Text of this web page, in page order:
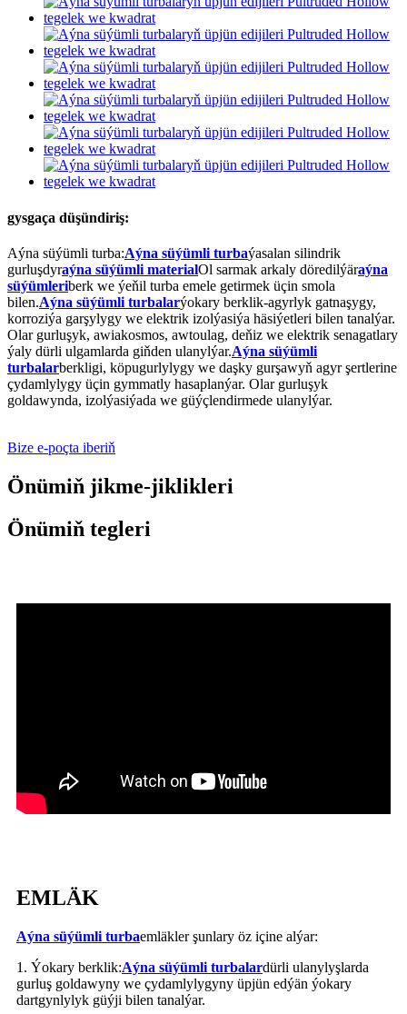
gysgaça düşündiriş:
Aýna süýümli turba:Aýna süýümli turbaýasalan silindrik
gurluşdyraýna süýümli materialOl sarmak arkaly döredilýäraýna
süýümleriberk we ýeňil turba emele getirmek üçin smola
bilen.Aýna süýümli turbalarýokary berklik-agyrlyk gatnaşygy,
korroziýa garşylygy we elektrik izolýasiýa häsiýetleri bilen tanalýar.
Olar gurluşyk, awiakosmos, awtoulag, deňiz we elektrik senagatlary
ýaly dürli ulgamlarda giňden ulanylýar.Aýna süýümli
turbalarberkligi, köpugurlylygy we daşky gurşawyň agyr şertlerine
çydamlylygy üçin gymmatly hasaplanýar. Olar gurluşyk
goldawynda, izolýasiýada we güýçlendirmede ulanylýar.
Bize e-poçta iberiň
Önümiň jikme-jiklikleri
Önümiň tegleri
EMLÄK
Aýna süýümli turbaemläkler şunlary öz içine alýar:
1. Ýokary berklik:Aýna süýümli turbalardürli ulanylyşlarda
gurluş goldawyny we çydamlylygyny üpjün edýän ýokary
dartgynlylyk güýji bilen tanalýar.